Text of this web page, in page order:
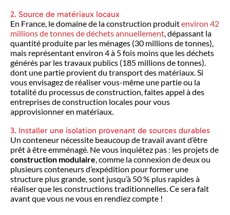
2. Source de matériaux locaux
En France, le domaine de la construction produitenviron 42
millions de tonnes de déchets annuellement, dépassant la
quantité produite par les ménages (30 millions de tonnes),
mais représentant environ 4 à 5 fois moins que les déchets
générés par les travaux publics (185 millions de tonnes).
dont une partie provient du transport des matériaux. Si
vous envisagez de réaliser vous-même une partie ou la
totalité du processus de construction, faites appel à des
entreprises de construction locales pour vous
approvisionner en matériaux.
3. Installer une isolation provenant de sources durables
Un conteneur nécessite beaucoup de travail avant d’être
prêt à être emménagé. Ne vous inquiétez pas : les projets de
construction modulaire, comme la connexion de deux ou
plusieurs conteneurs d’expédition pour former une
structure plus grande, sont jusqu’à 50 % plus rapides à
réaliser que les constructions traditionnelles. Ce sera fait
avant que vous ne vous en rendiez compte !